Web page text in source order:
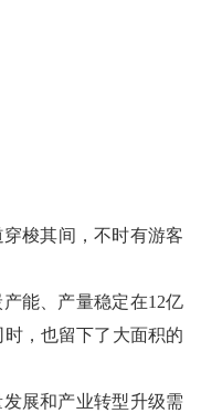
梭其间，不时有游客
能、产量稳定在12亿
，也留下了大面积的
展和产业转型升级需